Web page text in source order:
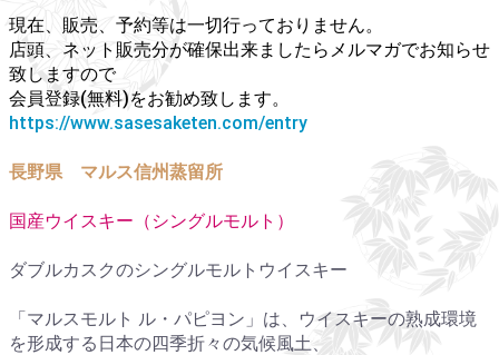
現在、販売、予約等は一切行っておりません。
店頭、ネット販売分が確保出来ましたらメルマガでお知らせ
致しますので
会員登録(無料)をお勧め致します。
https://www.sasesaketen.com/entry
長野県 マルス信州蒸留所
国産ウイスキー（シングルモルト）
ダブルカスクのシングルモルトウイスキー
「マルスモルト ル・パピヨン」は、ウイスキーの熟成環境
を形成する日本の四季折々の気候風土、